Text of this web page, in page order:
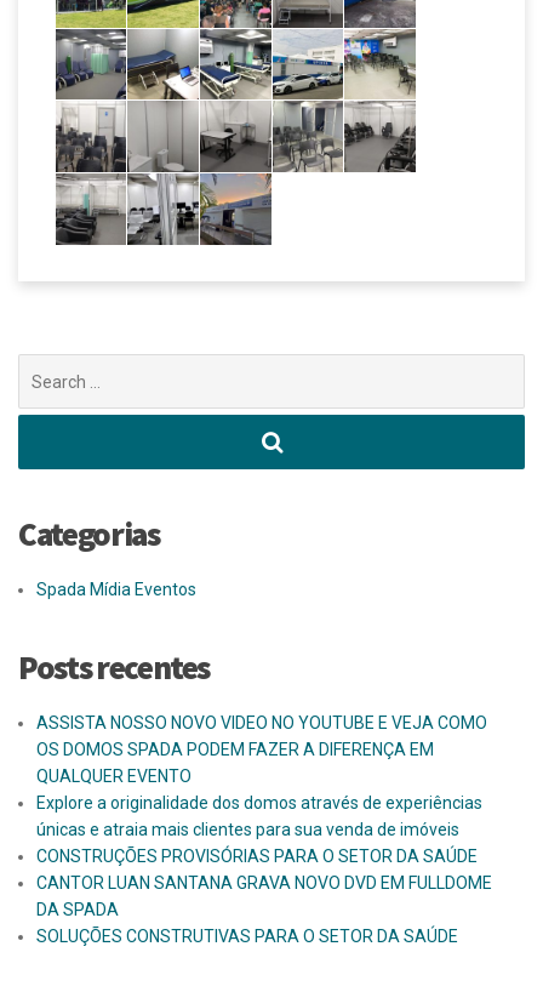
por:
Categorias
Spada Mídia Eventos
Posts recentes
ASSISTA NOSSO NOVO VIDEO NO YOUTUBE E VEJA COMO
OS DOMOS SPADA PODEM FAZER A DIFERENÇA EM
QUALQUER EVENTO
Explore a originalidade dos domos através de experiências
únicas e atraia mais clientes para sua venda de imóveis
CONSTRUÇÕES PROVISÓRIAS PARA O SETOR DA SAÚDE
CANTOR LUAN SANTANA GRAVA NOVO DVD EM FULLDOME
DA SPADA
SOLUÇÕES CONSTRUTIVAS PARA O SETOR DA SAÚDE